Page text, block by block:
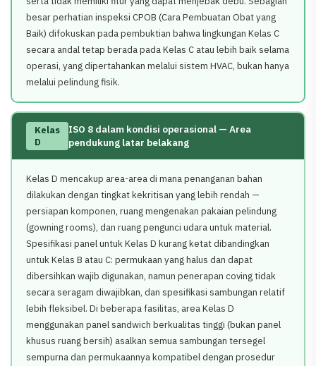
besar perhatian inspeksi CPOB (Cara Pembuatan Obat yang
Baik) difokuskan pada pembuktian bahwa lingkungan Kelas C
secara andal tetap berada pada Kelas C atau lebih baik selama
operasi, yang dipertahankan melalui sistem HVAC, bukan hanya
melalui pelindung fisik.
Kelas
D
ISO 8 dalam kondisi operasional — Area
pendukung latar belakang
Kelas D mencakup area-area di mana penanganan bahan
dilakukan dengan tingkat kekritisan yang lebih rendah —
persiapan komponen, ruang mengenakan pakaian pelindung
(gowning rooms), dan ruang pengunci udara untuk material.
Spesifikasi panel untuk Kelas D kurang ketat dibandingkan
untuk Kelas B atau C: permukaan yang halus dan dapat
dibersihkan wajib digunakan, namun penerapan coving tidak
secara seragam diwajibkan, dan spesifikasi sambungan relatif
lebih fleksibel. Di beberapa fasilitas, area Kelas D
menggunakan panel sandwich berkualitas tinggi (bukan panel
khusus ruang bersih) asalkan semua sambungan tersegel
sempurna dan permukaannya kompatibel dengan prosedur